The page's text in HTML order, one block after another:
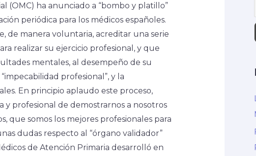
(OMC) ha anunciado a “bombo y platillo”
periódica para los médicos españoles.
de manera voluntaria, acreditar una serie
realizar su ejercicio profesional, y que
mentales, al desempeño de su
profesional”, y la
En principio aplaudo este proceso,
y profesional de demostrarnos a nosotros
que somos los mejores profesionales para
dudas respecto al “órgano validador”
de Atención Primaria desarrolló en